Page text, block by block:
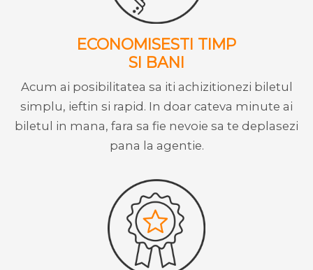
ECONOMISESTI TIMP
SI BANI
Acum ai posibilitatea sa iti achizitionezi biletul
simplu, ieftin si rapid. In doar cateva minute ai
biletul in mana, fara sa fie nevoie sa te deplasezi
pana la agentie.